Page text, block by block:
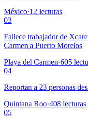
México·12 lecturas
03
Fallece trabajador de
Carmen a Puerto Morelos
Playa del Carmen·605
04
Reportan a 23 personas
Quintana Roo·408 lecturas
05